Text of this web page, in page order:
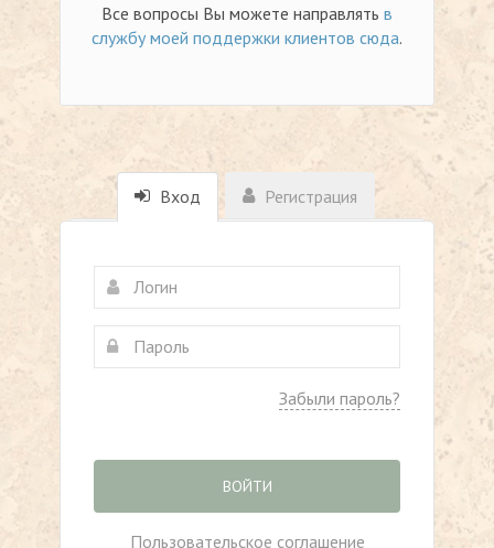
Все вопросы Вы можете направлять в
службу моей поддержки клиентов сюда.
Вход Регистрация
Забыли пароль?
ВОЙТИ
Пользовательское соглашение